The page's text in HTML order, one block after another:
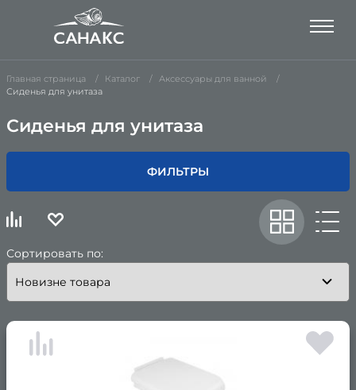
Главная страница Каталог
Аксессуары для ванной
Сиденья для унитаза
Сиденья для унитаза
ФИЛЬТРЫ
Сортировать по: